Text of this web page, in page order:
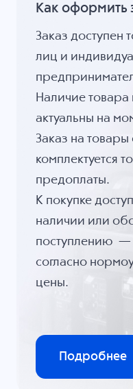
Как оформить
Заказ доступен
лиц и
Наличие товара
актуальны на
Заказ на товары
комплектуется
предоплаты.
К покупке
наличии или
поступлению —
согласно
цены.
Подробнее